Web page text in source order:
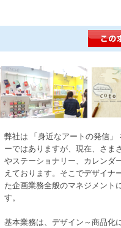
弊社は 「身近なアートの発信」
ーではありますが、現在、さま
やステーショナリー、カレンダ
えております。そこでデザイナ
た企画業務全般のマネジメント
す。
基本業務は、デザイン～商品化